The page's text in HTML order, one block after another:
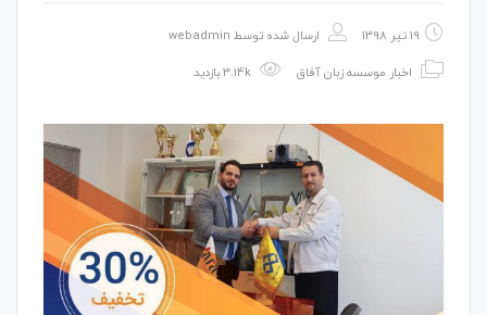
19 تیر 1398 ارسال شده توسط webadmin
اخبار موسسه زبان آفاق